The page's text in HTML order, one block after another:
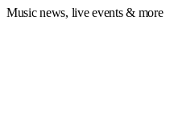
Music news, live events & more